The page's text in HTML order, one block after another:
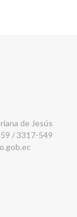
de Jesús
/ 3317-549